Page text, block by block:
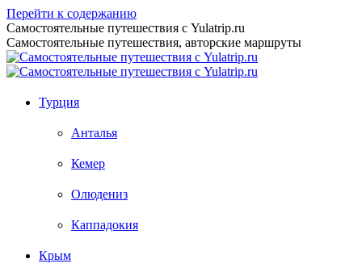
Перейти к содержанию
Самостоятельные путешествия с Yulatrip.ru
Самостоятельные путешествия, авторские маршруты
Турция
Анталья
Кемер
Олюдениз
Каппадокия
Крым